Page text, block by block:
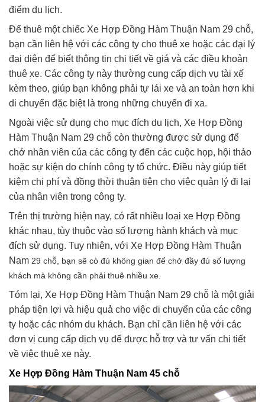
điểm du lịch.
Để thuê một chiếc Xe Hợp Đồng Hàm Thuận Nam 29 chỗ,
bạn cần liên hệ với các công ty cho thuê xe hoặc các đại lý
đại diện để biết thông tin chi tiết về giá và các điều khoản
thuê xe. Các công ty này thường cung cấp dịch vụ tài xế
kèm theo, giúp bạn không phải tự lái xe và an toàn hơn khi
di chuyển đặc biệt là trong những chuyến đi xa.
Ngoài việc sử dụng cho mục đích du lịch, Xe Hợp Đồng
Hàm Thuận Nam 29 chỗ còn thường được sử dụng để
chở nhân viên của các công ty đến các cuộc họp, hội thảo
hoặc sự kiện do chính công ty tổ chức. Điều này giúp tiết
kiệm chi phí và đồng thời thuận tiện cho việc quản lý đi lại
của nhân viên trong công ty.
Trên thị trường hiện nay, có rất nhiều loại xe Hợp Đồng
khác nhau, tùy thuộc vào số lượng hành khách và mục
đích sử dụng. Tuy nhiên, với Xe Hợp Đồng Hàm Thuận
Nam 29 chỗ, bạn sẽ có đủ không gian để chở đầy đủ số lượng
khách mà không cần phải thuê nhiều xe.
Tóm lại, Xe Hợp Đồng Hàm Thuận Nam 29 chỗ là một giải
pháp tiện lợi và hiệu quả cho việc di chuyển của các công
ty hoặc các nhóm du khách. Bạn chỉ cần liên hệ với các
đơn vị cung cấp dịch vụ để được hỗ trợ và tư vấn chi tiết
về việc thuê xe này.
Xe Hợp Đồng Hàm Thuận Nam 45 chỗ